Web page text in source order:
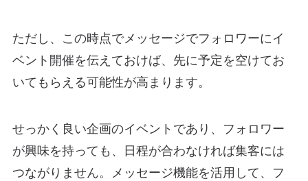
ただし、この時点でメッセージでフォロワーにイ
ベント開催を伝えておけば、先に予定を空けてお
いてもらえる可能性が高まります。
せっかく良い企画のイベントであり、フォロワー
が興味を持っても、日程が合わなければ集客には
つながりません。メッセージ機能を活用して、フ